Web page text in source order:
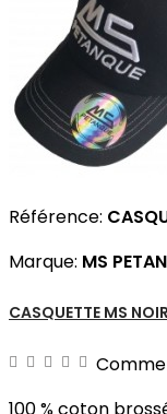
Référence:
Marque: MS
CASQUETTE MS